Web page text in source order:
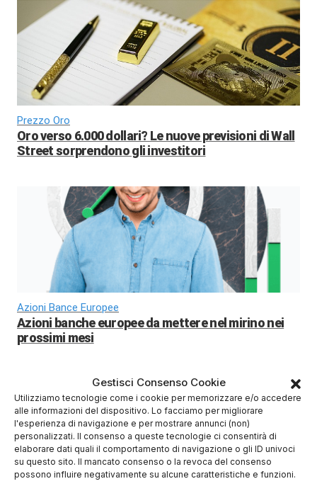
Gestisci Consenso Cookie
Utilizziamo tecnologie come i cookie per memorizzare e/o accedere
alle informazioni del dispositivo. Lo facciamo per migliorare
l'esperienza di navigazione e per mostrare annunci (non)
personalizzati. Il consenso a queste tecnologie ci consentirà di
elaborare dati quali il comportamento di navigazione o gli ID univoci
su questo sito. Il mancato consenso o la revoca del consenso
possono influire negativamente su alcune caratteristiche e funzioni.
Prezzo Oro
Oro verso 6.000 dollari? Le nuove previsioni di Wall
Street sorprendono gli investitori
Azioni Bance Europee
Azioni banche europee da mettere nel mirino nei
prossimi mesi
Migliori Piattaforme di Trading
(4/5)
✓ Sicurezza Gruppo Bancario Svizzero